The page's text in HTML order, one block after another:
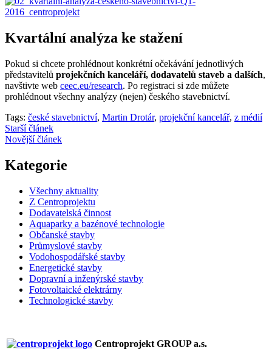
Kvartální analýza ke stažení
Pokud si chcete prohlédnout konkrétní očekávání jednotlivých
představitelů projekčních kanceláří, dodavatelů staveb a dalších,
navštivte web ceec.eu/research. Po registraci si zde můžete
prohlédnout všechny analýzy (nejen) českého stavebnictví.
Tags: české stavebnictví, Martin Drotár, projekční kancelář, z médií
Starší článek
Novější článek
Kategorie
Všechny aktuality
Z Centroprojektu
Dodavatelská činnost
Aquaparky a bazénové technologie
Občanské stavby
Průmyslové stavby
Vodohospodářské stavby
Energetické stavby
Dopravní a inženýrské stavby
Fotovoltaické elektrárny
Technologické stavby
Centroprojekt GROUP a.s.